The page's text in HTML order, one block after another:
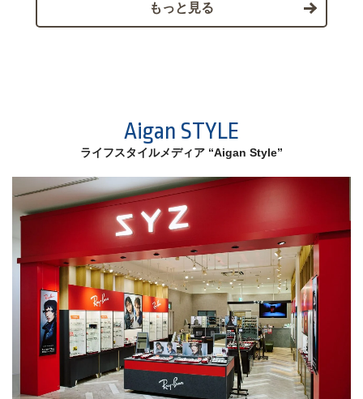
もっと見る
Aigan STYLE
ライフスタイルメディア “Aigan Style”